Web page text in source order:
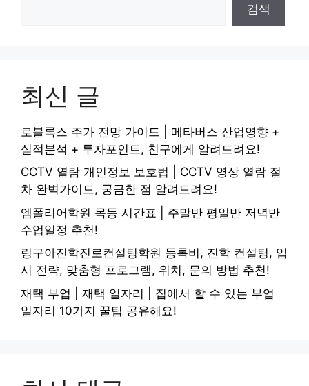
검색
최신 글
로블록스 주가 전망 가이드 | 메타버스 산업영향 +
실적분석 + 투자포인트, 친구에게 알려드려요!
CCTV 열람 개인정보 보호법 | CCTV 영상 열람 절
차 완벽가이드, 궁금한 점 알려드려요!
엠폴리어학원 목동 시간표 | 주말반 평일반 저녁반
수업일정 추천!
링구아진학진로컨설팅학원 등록비, 진학 컨설팅, 입
시 전략, 맞춤형 프로그램, 위치, 문의 방법 추천!
재택 부업 | 재택 일자리 | 집에서 할 수 있는 부업
일자리 10가지 꿀팁 공유해요!